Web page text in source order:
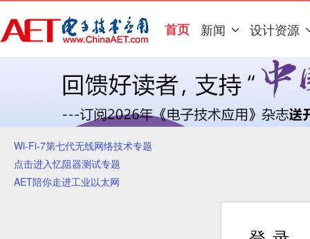
首页 新闻 设计资源
Wi-Fi-7第七代无线网络技术专题
点击进入忆阻器测试专题
AET陪你走进工业以太网